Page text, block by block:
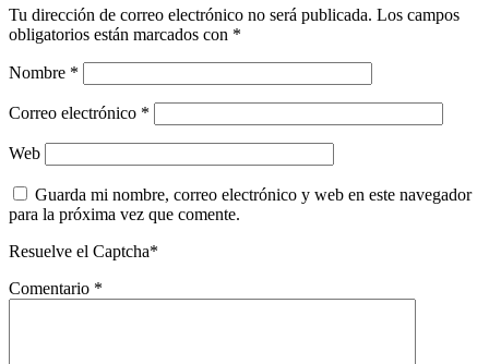
Tu dirección de correo electrónico no será publicada. Los campos
obligatorios están marcados con *
Nombre *
Correo electrónico *
Web
Guarda mi nombre, correo electrónico y web en este navegador
para la próxima vez que comente.
Resuelve el Captcha*
Comentario *